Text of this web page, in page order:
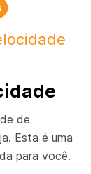
de
Esta é uma
para você.